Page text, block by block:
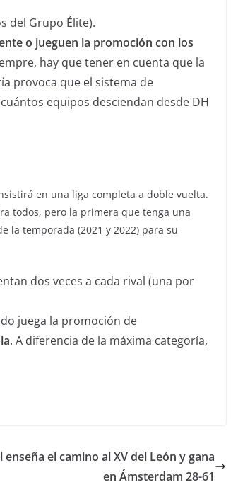
del Grupo Élite).
o jueguen la promoción con los
hay que tener en cuenta que la
provoca que el sistema de
equipos desciendan desde DH
en una liga completa a doble vuelta.
todos, pero la primera que tenga una
la temporada (2021 y 2022) para su
dos veces a cada rival (una por
juega la promoción de
. A diferencia de la máxima categoría,
enseña el camino al XV del León y gana
en Ámsterdam 28-61